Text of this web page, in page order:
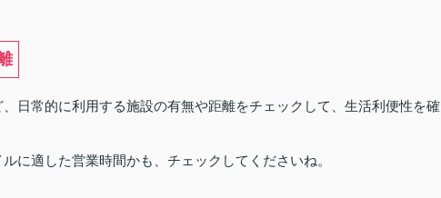
日常的に利用する施設の有無や距離をチェックして、生活利便性を確
に適した営業時間かも、チェックしてくださいね。